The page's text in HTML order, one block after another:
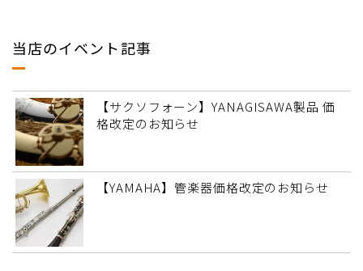
当店のイベント記事
【サクソフォーン】YANAGISAWA製品 価
格改定のお知らせ
【YAMAHA】管楽器価格改定のお知らせ